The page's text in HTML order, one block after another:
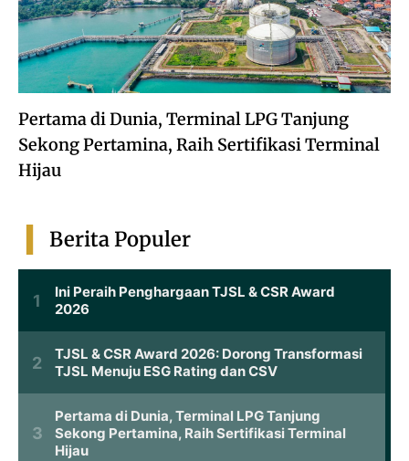
Pertama di Dunia, Terminal LPG Tanjung
Sekong Pertamina, Raih Sertifikasi Terminal
Hijau
Berita Populer